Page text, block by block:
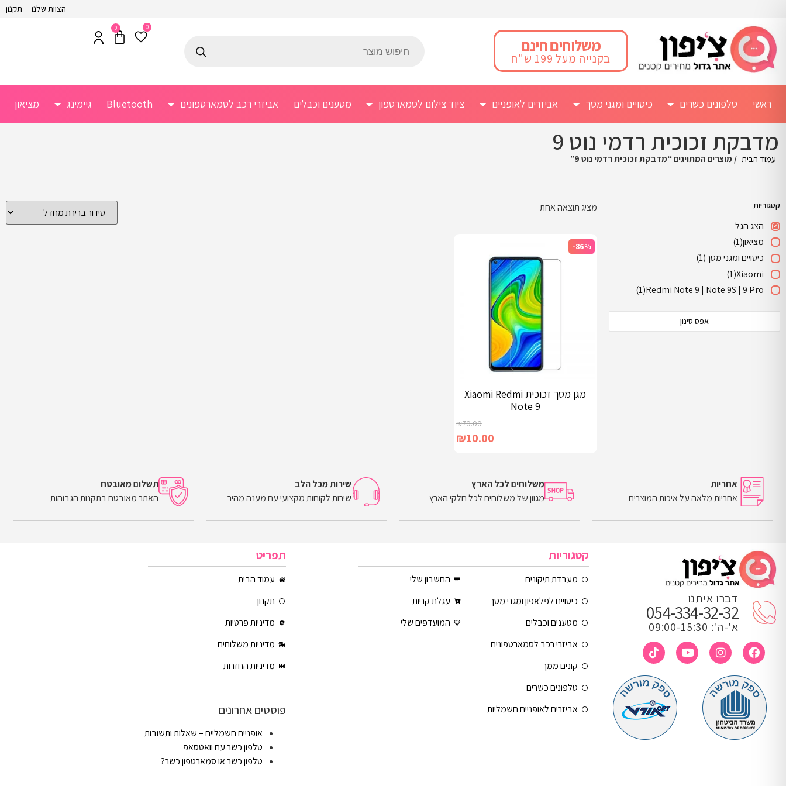
הצוות שלנו תקנון
משלוחים חינם
בקנייה מעל 199 ש"ח
0
0
ראשי טלפונים כשרים כיסויים ומגני מסך אביזרים לאופניים ציוד צילום לסמארטפון מטענים וכבלים אביזרי רכב לסמארטפונים Bluetooth גיימינג מציאון
מדבקת זכוכית רדמי נוט 9
עמוד הבית / מוצרים המתויגים “מדבקת זכוכית רדמי נוט 9”
קטגוריות
הצג הגל
מציאון(1)
כיסויים ומגני מסך(1)
Xiaomi
(1)
Redmi Note 9 | Note 9S | 9 Pro
(1)
אפס סינון
מציג תוצאה אחת
-86%
מגן מסך זכוכית Xiaomi Redmi
Note 9
₪70.00
₪10.00
הוספה לסל
אחריות
אחריות מלאה על איכות המוצרים
משלוחים לכל הארץ
מגוון של משלוחים לכל חלקי הארץ
שירות מכל הלב
שירות לקוחות מקצועי עם מענה מהיר
תשלום מאובטח
האתר מאובטח בתקנות הגבוהות
דברו איתנו
054-334-32-32
א'-ה': 09:00-15:30
קטגוריות
מעבדת תיקונים
כיסויים לפלאפון ומגני מסך
מטענים וכבלים
אביזרי רכב לסמארטפונים
קונים ממך
טלפונים כשרים
אביזרים לאופניים חשמליות
החשבון שלי
עגלת קניות
המועדפים שלי
תפריט
עמוד הבית
תקנון
מדיניות פרטיות
מדיניות משלוחים
מדיניות החזרות
פוסטים אחרונים
אופניים חשמליים – שאלות ותשובות
טלפון כשר עם וואטסאפ
טלפון כשר או סמארטפון כשר?